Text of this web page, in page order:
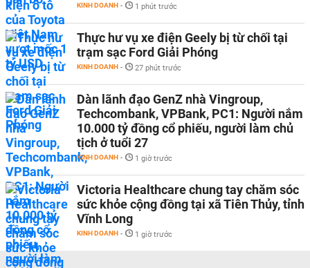
KINH DOANH - 1 phút trước
Thực hư vụ xe điện Geely bị từ chối tại
trạm sạc Ford Giải Phóng
KINH DOANH - 27 phút trước
Dàn lãnh đạo GenZ nhà Vingroup,
Techcombank, VPBank, PC1: Người nắm
10.000 tỷ đồng cổ phiếu, người làm chủ
tịch ở tuổi 27
KINH DOANH - 1 giờ trước
Victoria Healthcare chung tay chăm sóc
sức khỏe cộng đồng tại xã Tiên Thủy, tỉnh
Vĩnh Long
KINH DOANH - 1 giờ trước